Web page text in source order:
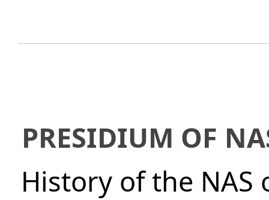
PRESIDIUM OF
History of the NAS